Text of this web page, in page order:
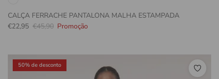
CALÇA FERRACHE PANTALONA MALHA ESTAMPADA
Preço promocional
€22,95 Preço normal
€45,90 Promoção
50% de desconto